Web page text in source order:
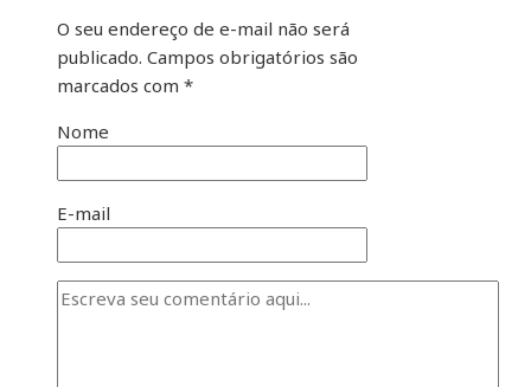
O seu endereço de e-mail não será
publicado. Campos obrigatórios são
marcados com *
Nome
E-mail